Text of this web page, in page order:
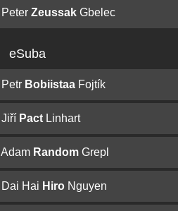
Peter Zeussak Gbelec
eSuba
Petr Bobiistaa Fojtík
Jiří Pact Linhart
Adam Random Grepl
Dai Hai Hiro Nguyen